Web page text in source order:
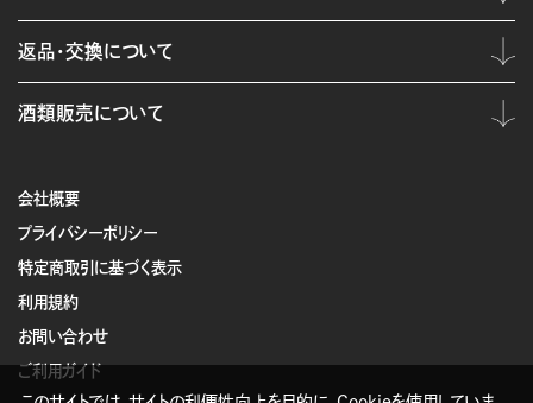
会社概要
プライバシーポリシー
特定商取引に基づく表示
利用規約
お問い合わせ
ご利用ガイド
返品・交換について
酒類販売について